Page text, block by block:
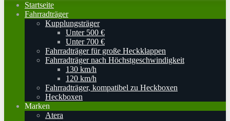
Startseite
Fahrradträger
Kupplungsträger
Unter 500 €
Unter 700 €
Fahrradträger für große Heckklappen
Fahrradträger nach Höchstgeschwindigkeit
130 km/h
120 km/h
Fahrradträger, kompatibel zu Heckboxen
Heckboxen
Marken
Atera